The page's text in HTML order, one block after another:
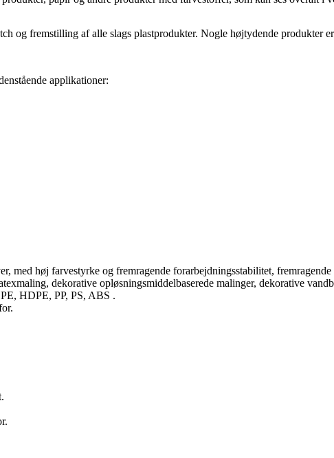
og fremstilling af alle slags plastprodukter. Nogle højtydende produkter
applikationer:
med høj farvestyrke og fremragende forarbejdningsstabilitet,
dekorative opløsningsmiddelbaserede malinger, dekorative
HDPE, PP, PS, ABS .